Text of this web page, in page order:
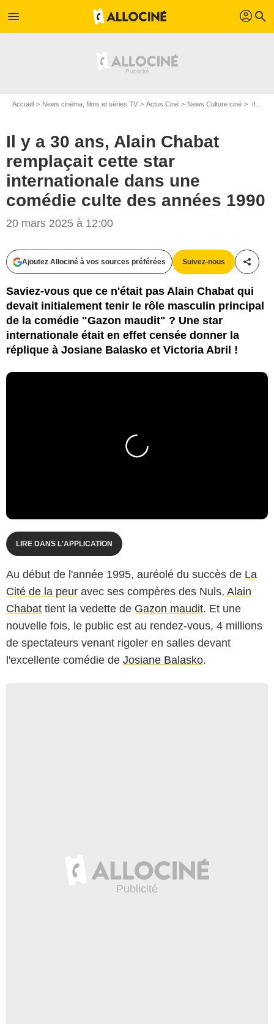
menu profil search
Accueil News cinéma, films et séries TV Actus Ciné News Culture ciné Il y a 30 ans, Alain Chabat remplaçait cette star internationale dans une comédie culte des années 1990
Il y a 30 ans, Alain Chabat
remplaçait cette star
internationale dans une
comédie culte des années 1990
20 mars 2025 à 12:00
Ajoutez Allociné à vos sources préférées Suivez-nous
Saviez-vous que ce n'était pas Alain Chabat qui
devait initialement tenir le rôle masculin principal
de la comédie "Gazon maudit" ? Une star
internationale était en effet censée donner la
réplique à Josiane Balasko et Victoria Abril !
LIRE DANS L'APPLICATION
Au début de l'année 1995, auréolé du succès de La
Cité de la peur avec ses compères des Nuls, Alain
Chabat tient la vedette de Gazon maudit. Et une
nouvelle fois, le public est au rendez-vous, 4 millions
de spectateurs venant rigoler en salles devant
l'excellente comédie de Josiane Balasko.